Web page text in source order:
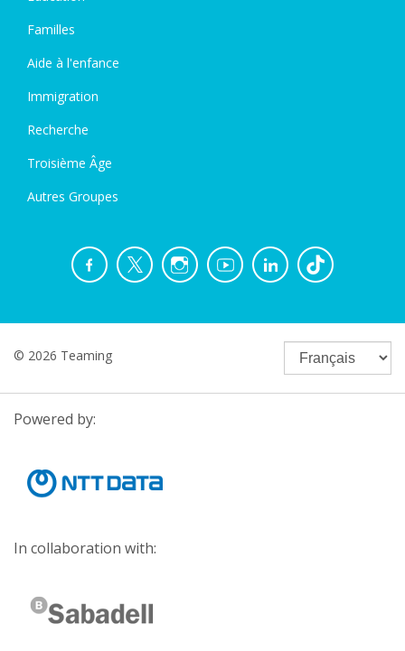
Familles
Aide à l'enfance
Immigration
Recherche
Troisième Âge
Autres Groupes
© 2026 Teaming
Powered by:
In collaboration with: